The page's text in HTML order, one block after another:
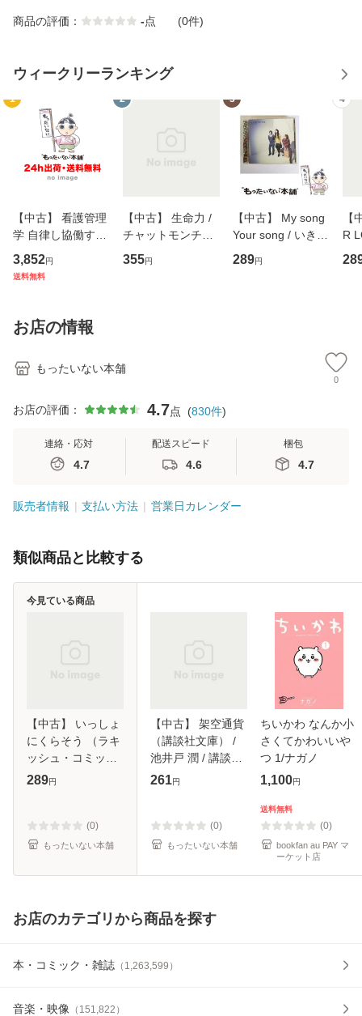
商品の評価： -点 (0件)
ウィークリーランキング
1
【中古】 看護管理
学 自律し協働する
専門職の看護マネ
ジメントスキル 改
恵 藤本幸三 / 南江
堂 [単行
3,852円
送料無料
2
【中古】 生命力 /
チャットモンチー /
キューンレコード
[CD]【メール便送
355円
3
【中古】 My song
Your song / いきも
のがかり / [CD]
【メール便送料無
289円
4
【
R
産
お店の情報
もったいない本舗
0
お店の評価： 4.7点 (830件)
連絡・応対
4.7
配送スピード
4.6
梱包
4.7
販売者情報 支払い方法 営業日カレンダー
類似商品と比較する
【中古】 いっしょ
にくらそう （ラキ
ッシュ・コミック
ス） / 戸川視友 /
料】
289円
(0)
もったいない本舗
今見ている商品
【中古】 架空通貨
（講談社文庫） /
池井戸 潤 / 講談社
[文庫]【メール便送
261円
(0)
もったいない本舗
ちいかわ なんか小
さくてかわいいや
つ 1/ナガノ
1,100円
送料無料
(0)
bookfan au PAY マ
ーケット店
お店のカテゴリから商品を探す
本・コミック・雑誌 （ 1,263,599 ）
音楽・映像 （ 151,822 ）